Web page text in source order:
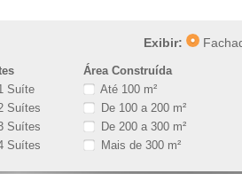
Exibir:
Suíte
Suítes
Suítes
Suítes
Área Construída
Até 100 m²
De 100 a 200 m²
De 200 a 300 m²
Mais de 300 m²